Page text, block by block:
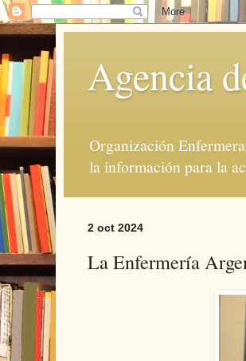
Agencia
Organización
la información para la
2 oct 2024
La Enfermería